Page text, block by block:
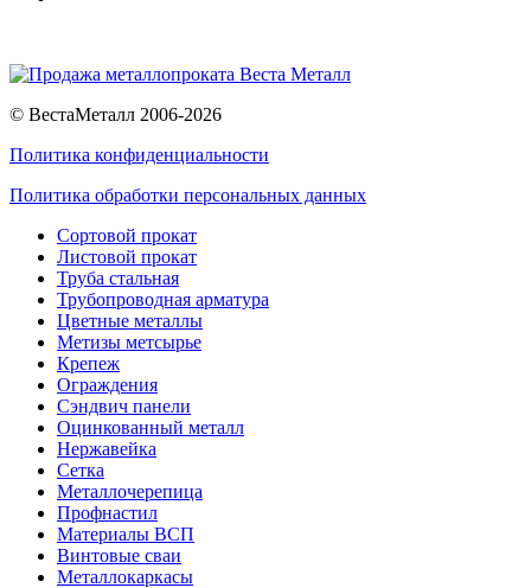
© ВестаМеталл 2006-2026
Политика конфиденциальности
Политика обработки персональных данных
Сортовой прокат
Листовой прокат
Труба стальная
Трубопроводная арматура
Цветные металлы
Метизы метсырье
Крепеж
Ограждения
Сэндвич панели
Оцинкованный металл
Нержавейка
Сетка
Металлочерепица
Профнастил
Материалы ВСП
Винтовые сваи
Металлокаркасы